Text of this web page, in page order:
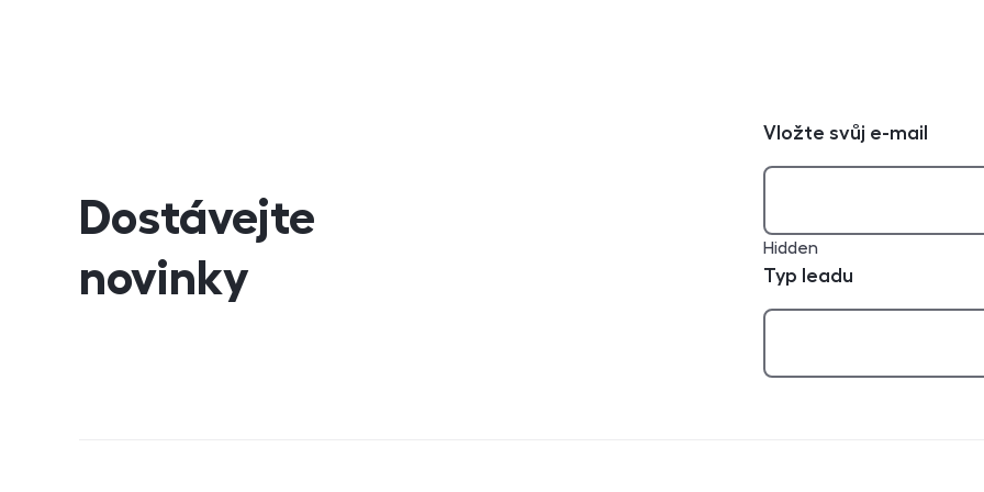
Dostávejte
novinky
Vložte svůj e-mail
Hidden
Typ leadu